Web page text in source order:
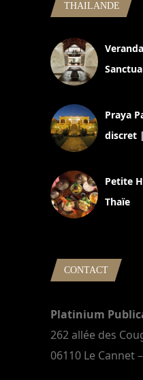
THAILANDE
Praya
discret
Petite
Thaïe
CONTACT
Platinium
262 allée des
06110 Le Cannet